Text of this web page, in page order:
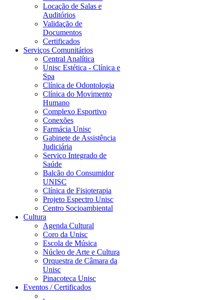
Locação de Salas e
Auditórios
Validação de
Documentos
Certificados
Serviços Comunitários
Central Analítica
Unisc Estética - Clínica e
Spa
Clínica de Odontologia
Clínica do Movimento
Humano
Complexo Esportivo
Conexões
Farmácia Unisc
Gabinete de Assistência
Judiciária
Serviço Integrado de
Saúde
Balcão do Consumidor
UNISC
Clínica de Fisioterapia
Projeto Espectro Unisc
Centro Socioambiental
Cultura
Agenda Cultural
Coro da Unisc
Escola de Música
Núcleo de Arte e Cultura
Orquestra de Câmara da
Unisc
Pinacoteca Unisc
Eventos / Certificados